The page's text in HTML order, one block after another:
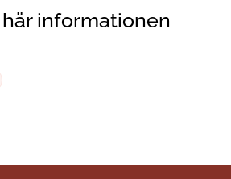
informationen